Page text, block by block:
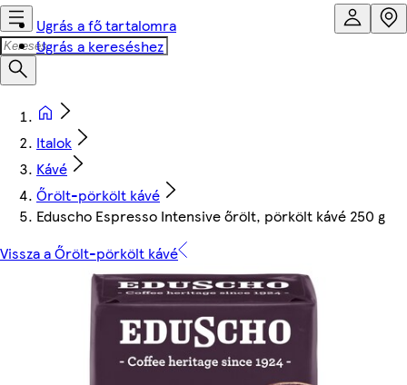
Ugrás a fő tartalomra
Ugrás a kereséshez
Italok
Kávé
Őrölt-pörkölt kávé
Eduscho Espresso Intensive őrölt, pörkölt kávé 250 g
Vissza a Őrölt-pörkölt kávé